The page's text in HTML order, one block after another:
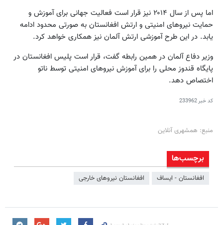
اما پس از سال ۲۰۱۴ نیز قرار است فعالیت جهانی برای آموزش و
حمایت نیروهای امنیتی و ارتش افغانستان به صورتی محدود ادامه
یابد. در این طرح آموزشی ارتش آلمان نیز همکاری خواهد کرد.
وزیر دفاع آلمان در همین رابطه گفت، قرار است پلیس افغانستان در
پایگاه قندوز محلی را برای آموزش نیروهای امنیتی توسط ناتو
اختصاص دهد.
کد خبر233962
منبع: همشهری آنلاین
برچسب‌ها
افغانستان - ایساف افغانستان نیروهای خارجی